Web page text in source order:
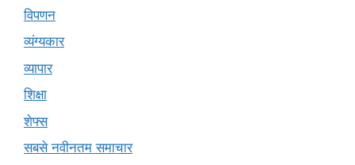
विपणन
व्यंग्यकार
व्यापार
शिक्षा
शेफ्स
सबसे नवीनतम समाचार